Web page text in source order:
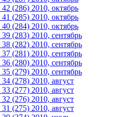
(286) 2010, октябрь
(285) 2010, октябрь
(284) 2010, октябрь
(283) 2010, сентябрь
(282) 2010, сентябрь
(281) 2010, сентябрь
(280) 2010, сентябрь
(279) 2010, сентябрь
(278) 2010, август
(277) 2010, август
(276) 2010, август
(275) 2010, август